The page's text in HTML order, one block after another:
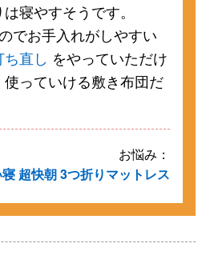
寝やすそうです。
でお手入れがしやすい
直し をやっていただけ
っていける敷き布団だ
お悩み：
超快朝 3つ折りマットレス